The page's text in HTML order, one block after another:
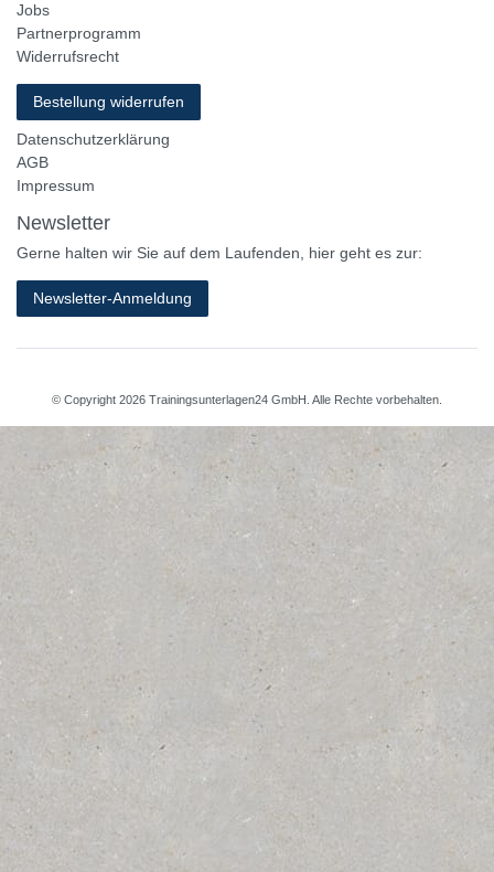
Jobs
Partnerprogramm
Widerrufsrecht
Bestellung widerrufen
Datenschutzerklärung
AGB
Impressum
Newsletter
Gerne halten wir Sie auf dem Laufenden, hier geht es zur:
Newsletter-Anmeldung
© Copyright 2026 Trainingsunterlagen24 GmbH. Alle Rechte vorbehalten.